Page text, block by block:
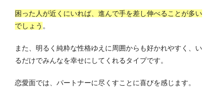
困った人が近くにいれば、進んで手を差し伸べることが多い
でしょう 。
また、明るく純粋な性格ゆえに周囲からも好かれやすく、い
るだけでみんなを幸せにしてくれるタイプです。
恋愛面では、パートナーに尽くすことに喜びを感じます。